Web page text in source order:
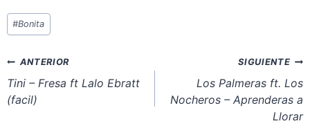
Etiquetas
de
entrada:
#Bonita
Navegación
de
entradas
ANTERIOR
Tini – Fresa ft Lalo Ebratt
(facil)
SIGUIENTE
Los Palmeras ft. Los
Nocheros – Aprenderas a
Llorar